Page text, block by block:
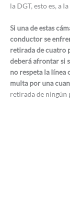
la DGT, esto es, a
Si una de estas
conductor se
retirada de cuatro
deberá afrontar si
no respeta la línea
multa por una
retirada de ningún